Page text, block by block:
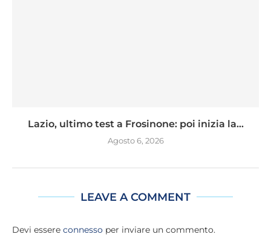
Lazio, ultimo test a Frosinone: poi inizia la...
Agosto 6, 2026
LEAVE A COMMENT
Devi essere connesso per inviare un commento.